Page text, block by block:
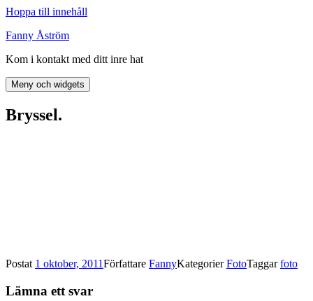
Hoppa till innehåll
Fanny Åström
Kom i kontakt med ditt inre hat
Meny och widgets
Bryssel.
Postat 1 oktober, 2011Författare FannyKategorierFotoTaggarfoto
Lämna ett svar